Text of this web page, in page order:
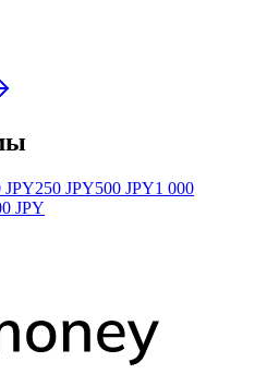
JPY250 JPY500 JPY1 000
JPY